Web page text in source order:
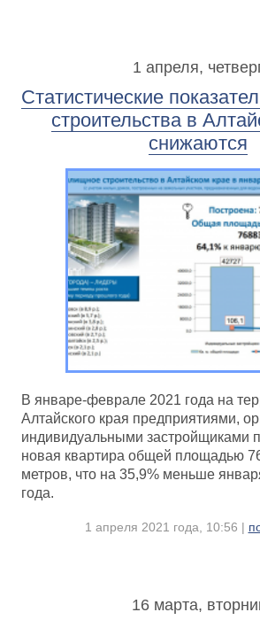
1 апреля,
Статистические
строительства в
снижаются
В январе-феврале 2021 года на
Алтайского края предприятиями,
индивидуальными застройщиками
новая квартира общей площадью
метров, что на 35,9% меньше
года.
1 апреля 2021 года, 10:56 |
16 марта,